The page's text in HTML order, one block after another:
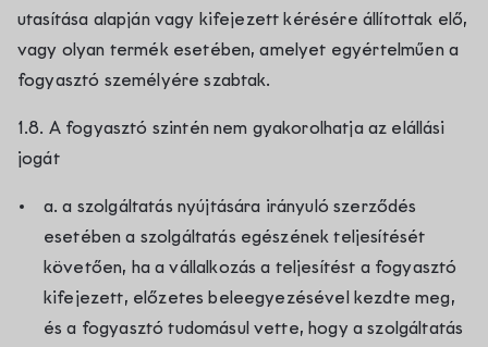
utasítása alapján vagy kifejezett kérésére állítottak elő,
vagy olyan termék esetében, amelyet egyértelműen a
fogyasztó személyére szabtak.
1.8. A fogyasztó szintén nem gyakorolhatja az elállási
jogát
a. a szolgáltatás nyújtására irányuló szerződés
esetében a szolgáltatás egészének teljesítését
követően, ha a vállalkozás a teljesítést a fogyasztó
kifejezett, előzetes beleegyezésével kezdte meg,
és a fogyasztó tudomásul vette, hogy a szolgáltatás